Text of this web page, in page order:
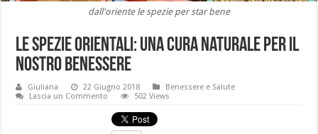
dall'oriente le spezie per star bene
Le spezie orientali: una cura naturale per il
nostro benessere
Giuliana 22 Giugno 2018
Benessere e Salute
Lascia un Commento
502 Views